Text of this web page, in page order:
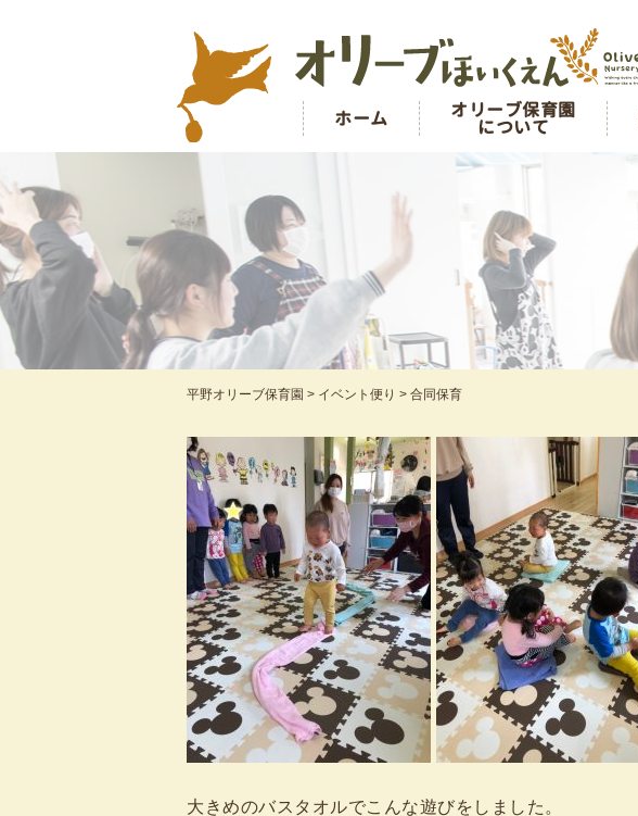
ホーム オリーブ保育園
について
平野オリーブ保育園 > イベント便り > 合同保育
大きめのバスタオルでこんな遊びをしました。